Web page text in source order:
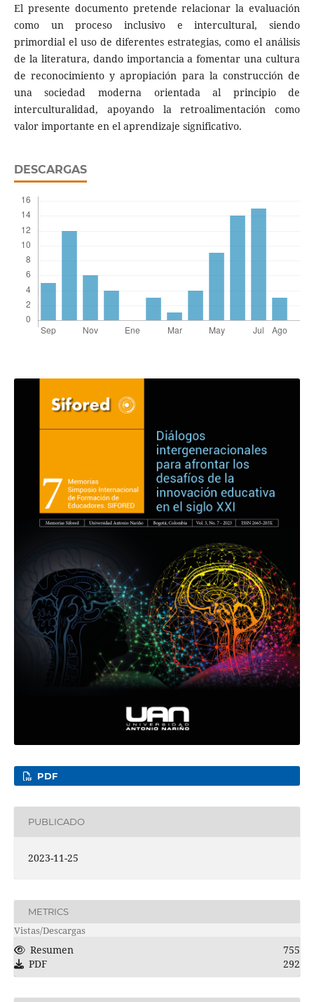
El presente documento pretende relacionar la evaluación
como un proceso inclusivo e intercultural, siendo
primordial el uso de diferentes estrategias, como el análisis
de la literatura, dando importancia a fomentar una cultura
de reconocimiento y apropiación para la construcción de
una sociedad moderna orientada al principio de
interculturalidad, apoyando la retroalimentación como
valor importante en el aprendizaje significativo.
DESCARGAS
PDF
PUBLICADO
2023-11-25
METRICS
Vistas/Descargas
Resumen
755
PDF
292